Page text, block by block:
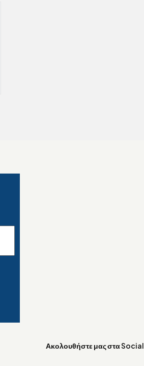
Ακολουθήστε μας στα Social